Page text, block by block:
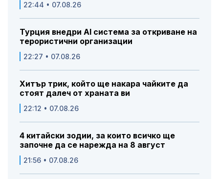
22:44 • 07.08.26
Турция внедри AI система за откриване на
терористични организации
22:27 • 07.08.26
Хитър трик, който ще накара чайките да
стоят далеч от храната ви
22:12 • 07.08.26
4 китайски зодии, за които всичко ще
започне да се нарежда на 8 август
21:56 • 07.08.26